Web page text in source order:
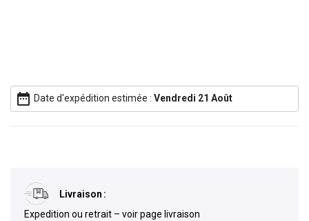
date_range Date d'expédition estimée : Vendredi 21 Août
Livraison
Expedition ou retrait – voir page livraison